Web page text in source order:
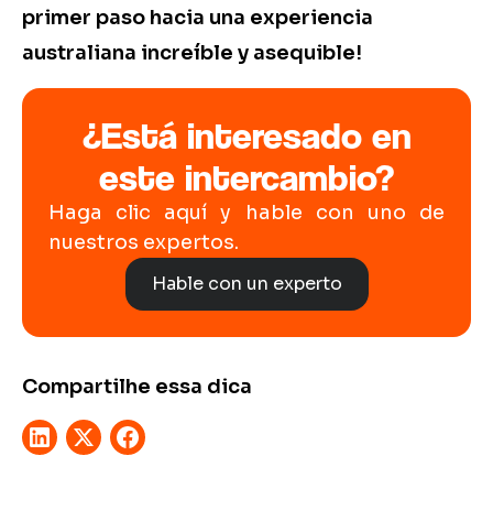
primer paso hacia una experiencia
australiana increíble y asequible!
¿Está interesado en
este intercambio?
Haga clic aquí y hable con uno de
nuestros expertos.
Hable con un experto
Compartilhe essa dica